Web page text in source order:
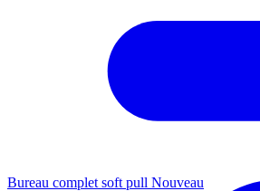
Bureau complet soft pull Nouveau